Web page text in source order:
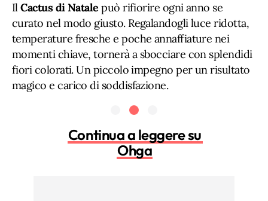
IlCactus di Natale può rifiorire ogni anno se
curato nel modo giusto. Regalandogli luce ridotta,
temperature fresche e poche annaffiature nei
momenti chiave, tornerà a sbocciare con splendidi
fiori colorati. Un piccolo impegno per un risultato
magico e carico di soddisfazione.
Continua a leggere su
Ohga